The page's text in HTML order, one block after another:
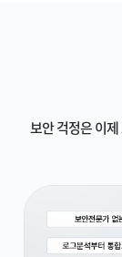
보안 걱정은 이